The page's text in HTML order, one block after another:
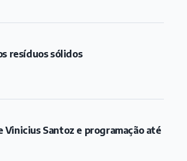
resíduos sólidos
Santoz e programação até